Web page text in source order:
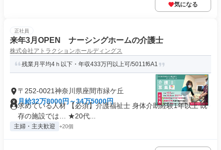
気になる
正社員
来年3月OPEN ナーシングホームの介護士
株式会社アトラクションホールディングス
残業月平均4ｈ以下・年収433万円以上可/5011f6A1
〒252-0021神奈川県座間市緑ケ丘
月給32万8000円～34万5000円
求めている人材 【必須】介護福祉士 身体介助経験1年以上 既
存の施設では… ★20代...
主婦・主夫歓迎 +20個